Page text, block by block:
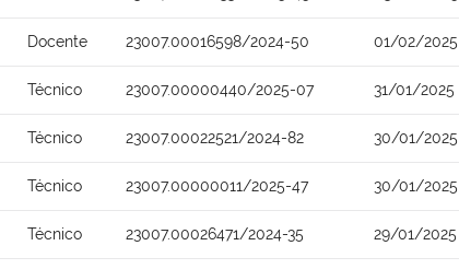
Docente 23007.00016598/2024-50 01/02/2025
Técnico 23007.00000440/2025-07 31/01/2025
Técnico 23007.00022521/2024-82 30/01/2025
Técnico 23007.00000011/2025-47 30/01/2025
Técnico 23007.00026471/2024-35 29/01/2025